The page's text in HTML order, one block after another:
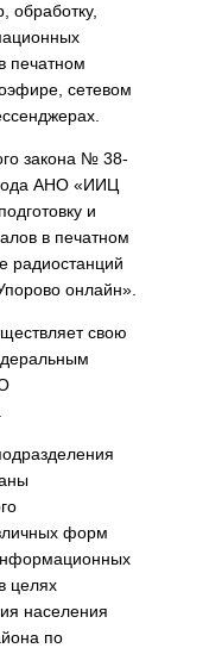
обработку,
печатном
сетевом
закона № 38-
АНО «ИИЦ
и
в печатном
радиостанций
онлайн».
свою
форм
целях
населения
по